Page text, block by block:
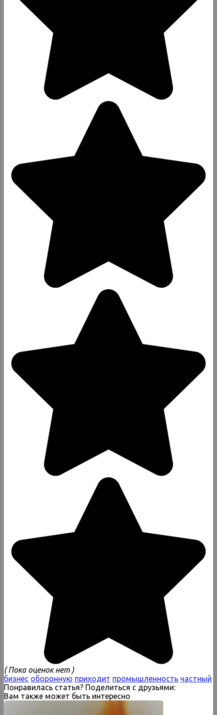
( Пока оценок нет )
бизнес оборонную приходит промышленность частный
Понравилась статья? Поделиться с друзьями:
Вам также может быть интересно